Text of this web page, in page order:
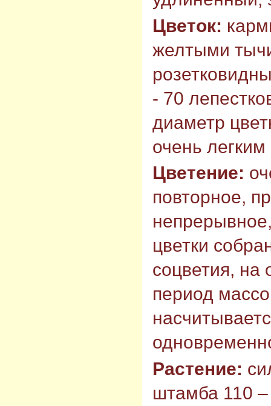
Цветок:
желтыми
- 70
диаметр
очень
Цветение:
повторное,
цветки
соцветия, на
период
Растение:
штамба 110